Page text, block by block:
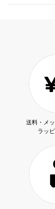
送料・メ
ラッ